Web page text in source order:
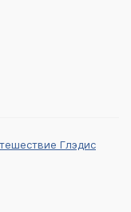
Глэдис